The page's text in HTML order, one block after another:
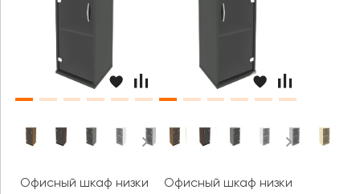
Офисный шкаф низкий узкий левый 1 низкая дверь
Офисный шкаф низкий узкий